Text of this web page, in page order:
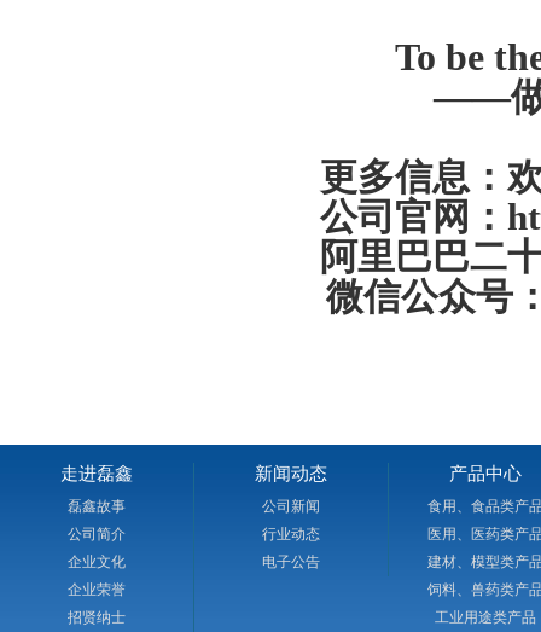
To be
——
更多信息：
公司官网：
阿里巴巴二
微信公众号
走进磊鑫
磊鑫故事
公司简介
企业文化
企业荣誉
招贤纳士
新闻动态
公司新闻
行业动态
电子公告
产品中心
食用、食品类产
医用、医药类产
建材、模型类产
饲料、兽药类产
工业用途类产品